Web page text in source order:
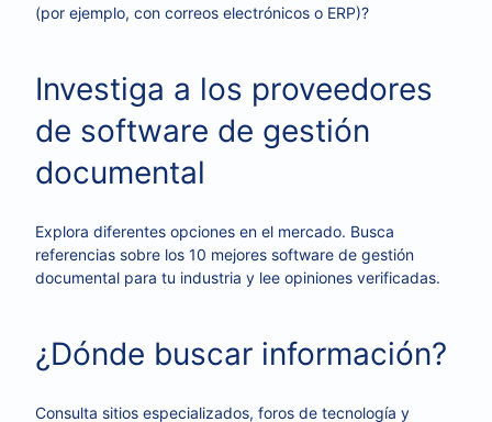
(por ejemplo, con correos electrónicos o ERP)?
Investiga a los proveedores
de software de gestión
documental
Explora diferentes opciones en el mercado. Busca
referencias sobre los 10 mejores software de gestión
documental para tu industria y lee opiniones verificadas.
¿Dónde buscar información?
Consulta sitios especializados, foros de tecnología y